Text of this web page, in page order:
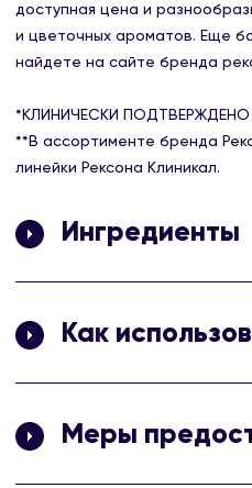
доступная цена и
и цветочных ароматов. Еще
найдете на сайте бренда
*КЛИНИЧЕСКИ ПОДТВЕРЖДЕНО
**В ассортименте бренда
линейки Рексона Клиникал.
Ингредиенты
Palmitate, Stearyl Alcohol,
Ether, Paraffinum Liquidum,
Tocopherol, Silica, Citral,
Hydroxycitronellal, Limonene,
Как
«карандашом» по чистой и
Меры